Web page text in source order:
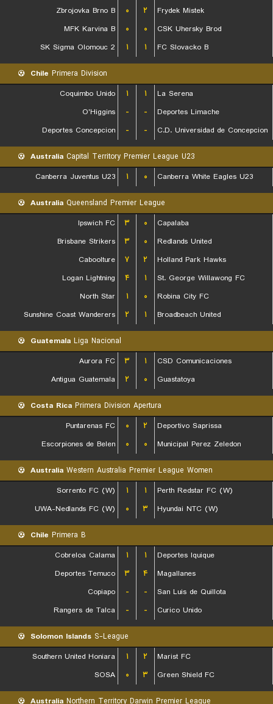
Zbrojovka Brno B
۰ ۲
Frydek Mistek
MFK Karvina B
۰ ۰
CSK Uhersky Brod
SK Sigma Olomouc 2
۱ ۱ FC Slovacko B
Chile Primera Division
Coquimbo Unido
۱ ۱
La Serena
O'Higgins
- -
Deportes Limache
Deportes Concepcion
- - C.D. Universidad de Concepcion
Australia Capital Territory Premier League U23
Canberra Juventus U23
۱ ۰ Canberra White Eagles U23
Australia Queensland Premier League
Ipswich FC
۳ ۰
Capalaba
Brisbane Strikers
۳ ۰
Redlands United
Caboolture
۷ ۲
Holland Park Hawks
Logan Lightning
۴ ۱
St. George Willawong FC
North Star
۱ ۰
Robina City FC
Sunshine Coast Wanderers
۲ ۱ Broadbeach United
Guatemala Liga Nacional
Aurora FC
۳ ۱
CSD Comunicaciones
Antigua Guatemala
۲ ۰ Guastatoya
Costa Rica Primera Division Apertura
Puntarenas FC
۰ ۲
Deportivo Saprissa
Escorpiones de Belen
۰ ۰ Municipal Perez Zeledon
Australia Western Australia Premier League Women
Sorrento FC (W)
۱ ۱
Perth Redstar FC (W)
UWA-Nedlands FC (W)
۰ ۳ Hyundai NTC (W)
Chile Primera B
Cobreloa Calama
۱ ۱
Deportes Iquique
Deportes Temuco
۳ ۴
Magallanes
Copiapo
- -
San Luis de Quillota
Rangers de Talca
- - Curico Unido
Solomon Islands S-League
Southern United Honiara
۱ ۲
Marist FC
SOSA
۰ ۳ Green Shield FC
Australia Northern Territory Darwin Premier League